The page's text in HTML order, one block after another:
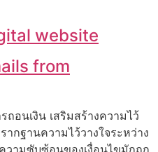
website
from
อนเงิน เสริมสร้างความไว้
ากฐานความไว้วางใจระหว่าง
วามซับซ้อนของเงื่อนไขมักถูก